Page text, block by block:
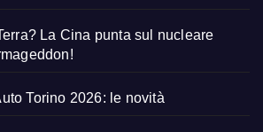
La Cina punta sul nucleare
Torino 2026: le novità